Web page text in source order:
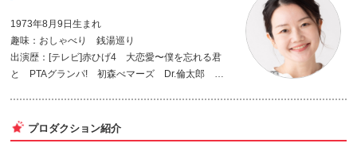
1973年8月9日生まれ
趣味：おしゃべり 銭湯巡り
出演歴：[テレビ]赤ひげ4 大恋愛〜僕を忘れる君
と PTAグランパ! 初森べマーズ Dr.倫太郎 撃
い デスティニー ピーターパン ヒノダン
プロダクション紹介